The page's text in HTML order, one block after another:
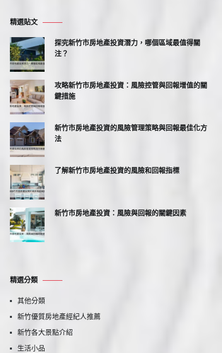
精選貼文
探究新竹市房地產投資潛力，哪個區域最值得關
注？
攻略新竹市房地產投資：風險控管與回報增值的關
鍵措施
新竹市房地產投資的風險管理策略與回報最佳化方
法
了解新竹市房地產投資的風險和回報指標
新竹市房地產投資：風險與回報的關鍵因素
精選分類
其他分類
新竹優質房地產經紀人推薦
新竹各大景點介紹
生活小品